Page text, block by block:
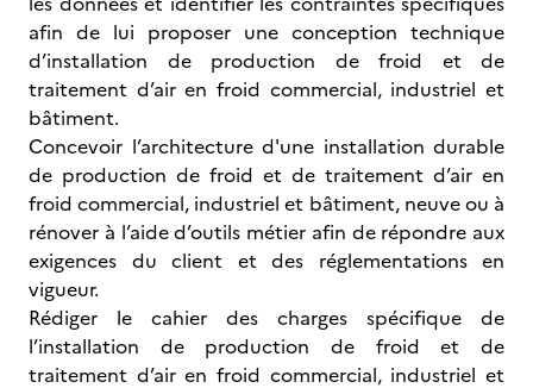
afin de lui proposer une conception technique
d’installation de production de froid et de
traitement d’air en froid commercial, industriel et
bâtiment.
Concevoir l’architecture d'une installation durable
de production de froid et de traitement d’air en
froid commercial, industriel et bâtiment, neuve ou à
rénover à l’aide d’outils métier afin de répondre aux
exigences du client et des réglementations en
vigueur.
Rédiger le cahier des charges spécifique de
l’installation de production de froid et de
traitement d’air en froid commercial, industriel et